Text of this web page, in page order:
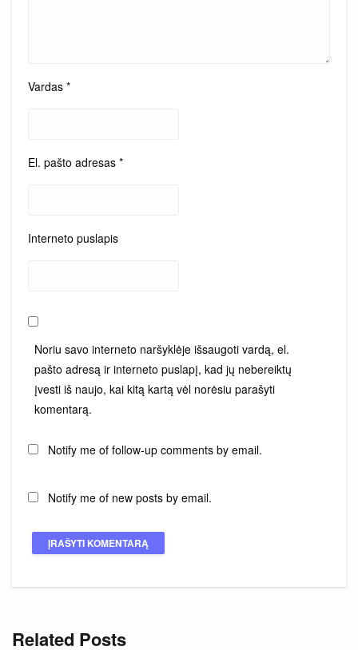
Vardas *
El. pašto adresas *
Interneto puslapis
Noriu savo interneto naršyklėje išsaugoti vardą, el.
pašto adresą ir interneto puslapį, kad jų nebereiktų
įvesti iš naujo, kai kitą kartą vėl norėsiu parašyti
komentarą.
Notify me of follow-up comments by email.
Notify me of new posts by email.
Related Posts